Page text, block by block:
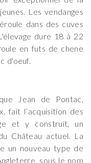
Les vendanges
dans des cuves
dure 18 à 22
en futs de chene
d'oeuf.
Jean de Pontac,
fait l’acquisition des
et y construit, un
Château actuel. La
un nouveau type de
sous le nom